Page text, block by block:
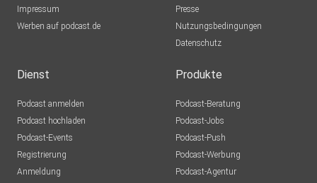
Impressum
Werben auf podcast.de
Presse
Nutzungsbedingungen
Datenschutz
Dienst
Podcast anmelden
Podcast hochladen
Podcast-Events
Registrierung
Anmeldung
Produkte
Podcast-Beratung
Podcast-Jobs
Podcast-Push
Podcast-Werbung
Podcast-Agentur